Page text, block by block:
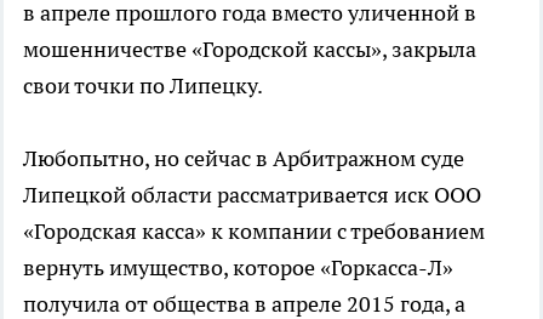
в апреле прошлого года вместо уличенной в
мошенничестве «Городской кассы», закрыла
свои точки по Липецку.
Любопытно, но сейчас в Арбитражном суде
Липецкой области рассматривается иск ООО
«Городская касса» к компании с требованием
вернуть имущество, которое «Горкасса-Л»
получила от общества в апреле 2015 года, а